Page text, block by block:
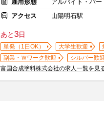
雇用形態
アルバイト・パー
アクセス
山陽明石駅
あと3日
単発（1日OK） 大学生歓迎
副業・Ｗワーク歓迎
シルバー歓
富国合成塗料株式会社の求人一覧を見